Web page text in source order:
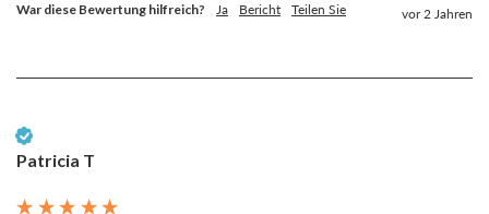
War diese Bewertung hilfreich? Ja Bericht Teilen Sie vor 2 Jahren
Patricia T